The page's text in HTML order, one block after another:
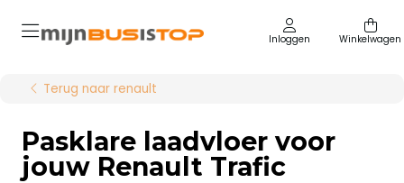
Inloggen Winkelwagen
Terug naar renault
Pasklare laadvloer voor
jouw Renault Trafic